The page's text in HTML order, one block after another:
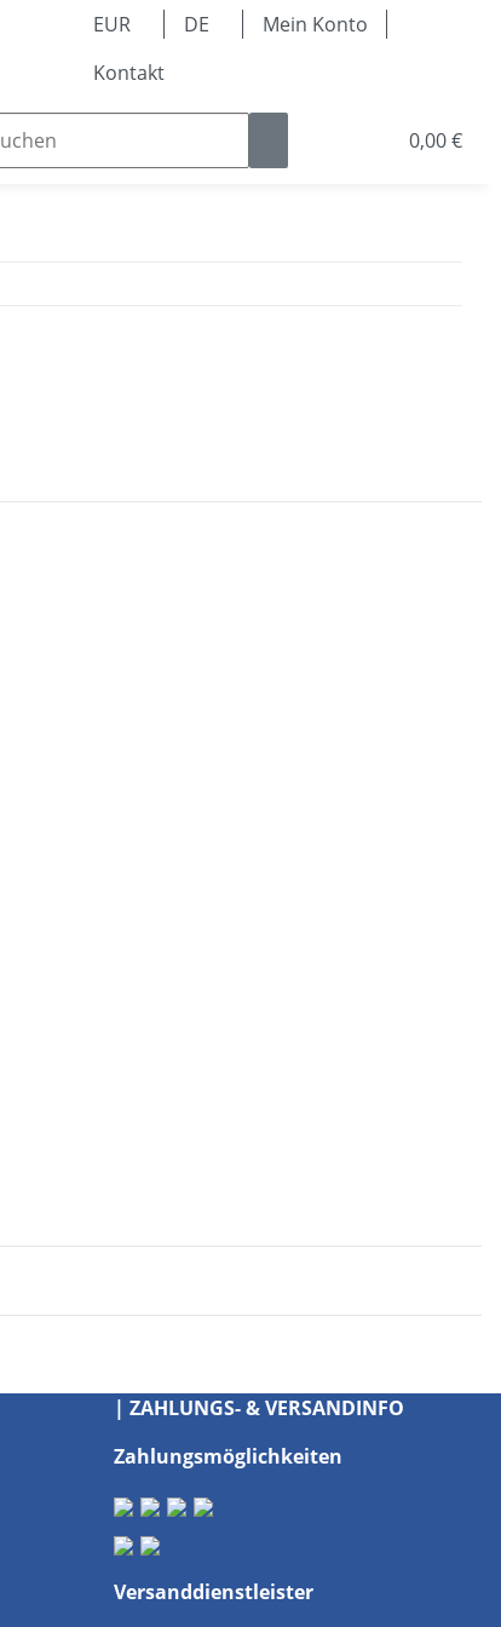
EUR DE
Mein Konto
Kontakt
0,00 €
Pneumatik
| ZAHLUNGS- & VERSANDINFO
Zahlungsmöglichkeiten
Versanddienstleister